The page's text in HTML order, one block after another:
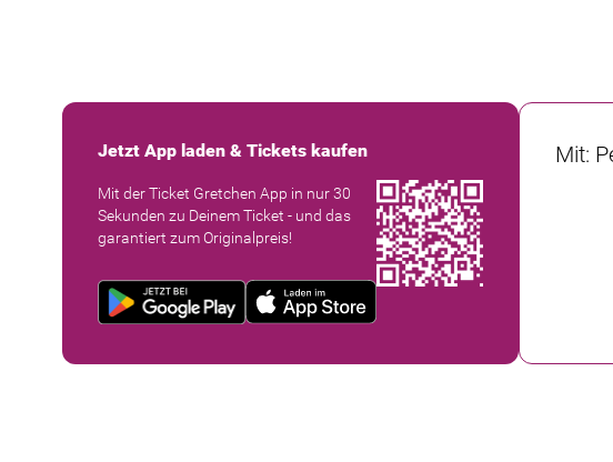
Jetzt App laden & Tickets kaufen
Mit der Ticket Gretchen App in nur 30
Sekunden zu Deinem Ticket - und das
garantiert zum Originalpreis!
Mit: